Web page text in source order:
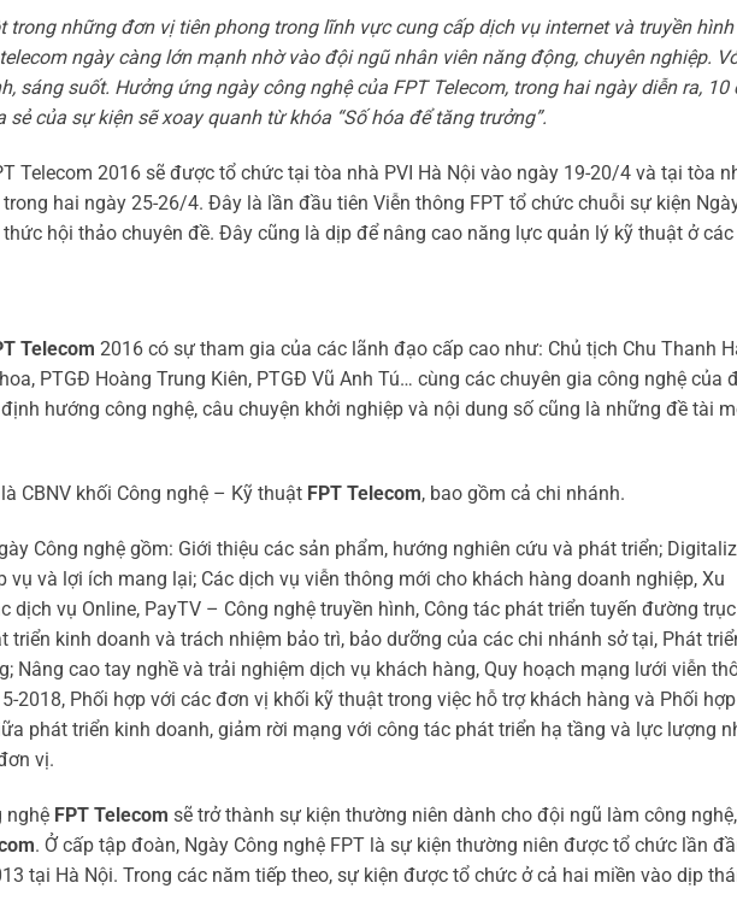
trong những đơn vị tiên phong trong lĩnh vực cung cấp dịch vụ internet và truyền hình
ngày càng lớn mạnh nhờ vào đội ngũ nhân viên năng động, chuyên nghiệp.
sáng suốt. Hưởng ứng ngày công nghệ của FPT Telecom, trong hai ngày diễn ra, 10
sẻ của sự kiện sẽ xoay quanh từ khóa “Số hóa để tăng trưởng”.
Telecom 2016 sẽ được tổ chức tại tòa nhà PVI Hà Nội vào ngày 19-20/4 và tại tòa
trong hai ngày 25-26/4. Đây là lần đầu tiên Viễn thông FPT tổ chức chuỗi sự kiện
hội thảo chuyên đề. Đây cũng là dịp để nâng cao năng lực quản lý kỹ thuật ở các
Telecom 2016 có sự tham gia của các lãnh đạo cấp cao như: Chủ tịch Chu Thanh
PTGĐ Hoàng Trung Kiên, PTGĐ Vũ Anh Tú… cùng các chuyên gia công nghệ của
hướng công nghệ, câu chuyện khởi nghiệp và nội dung số cũng là những đề tài
CBNV khối Công nghệ – Kỹ thuật FPT Telecom, bao gồm cả chi nhánh.
Công nghệ gồm: Giới thiệu các sản phẩm, hướng nghiên cứu và phát triển;
vụ và lợi ích mang lại; Các dịch vụ viễn thông mới cho khách hàng doanh nghiệp, Xu
dịch vụ Online, PayTV – Công nghệ truyền hình, Công tác phát triển tuyến đường trục
triển kinh doanh và trách nhiệm bảo trì, bảo dưỡng của các chi nhánh sở tại, Phát
Nâng cao tay nghề và trải nghiệm dịch vụ khách hàng, Quy hoạch mạng lưới viễn
2018, Phối hợp với các đơn vị khối kỹ thuật trong việc hỗ trợ khách hàng và Phối hợp
phát triển kinh doanh, giảm rời mạng với công tác phát triển hạ tầng và lực lượng
vị.
nghệ FPT Telecom sẽ trở thành sự kiện thường niên dành cho đội ngũ làm công
. Ở cấp tập đoàn, Ngày Công nghệ FPT là sự kiện thường niên được tổ chức lần
tại Hà Nội. Trong các năm tiếp theo, sự kiện được tổ chức ở cả hai miền vào dịp